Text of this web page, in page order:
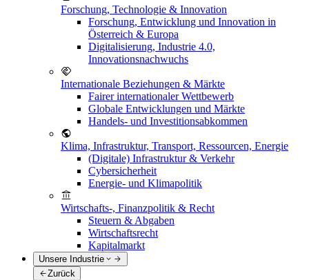
Forschung, Technologie & Innovation
Forschung, Entwicklung und Innovation in
Österreich & Europa
Digitalisierung, Industrie 4.0,
Innovationsnachwuchs
Internationale Beziehungen & Märkte
Fairer internationaler Wettbewerb
Globale Entwicklungen und Märkte
Handels- und Investitionsabkommen
Klima, Infrastruktur, Transport, Ressourcen, Energie
(Digitale) Infrastruktur & Verkehr
Cybersicherheit
Energie- und Klimapolitik
Wirtschafts-, Finanzpolitik & Recht
Steuern & Abgaben
Wirtschaftsrecht
Kapitalmarkt
Unsere Industrie
Zurück